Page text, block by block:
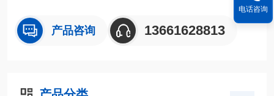
产品咨询 13661628813
电话咨询